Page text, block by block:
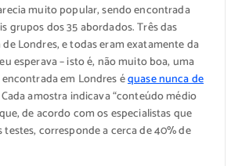
muito popular, sendo encontrada
grupos dos 35 abordados. Três das
Londres, e todas eram exatamente da
esperava – isto é, não muito boa, uma
em Londres équase nunca de
amostra indicava “conteúdo médio
de acordo com os especialistas que
testes, corresponde a cerca de 40% de